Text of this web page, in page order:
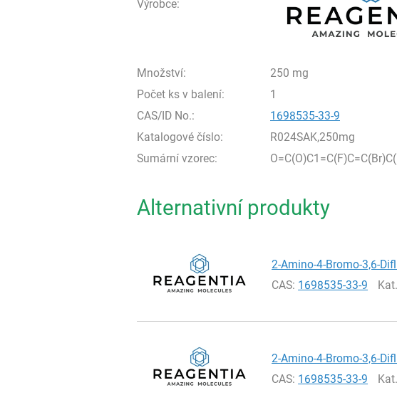
Výrobce:
Množství:
250 mg
Počet ks v balení:
1
CAS/ID No.:
1698535-33-9
Katalogové číslo:
R024SAK,250mg
Sumární vzorec:
Alternativní produkty
2-Amino-4-Bromo-3,6-
CAS: 1698535-33-9
2-Amino-4-Bromo-3,6-
CAS: 1698535-33-9